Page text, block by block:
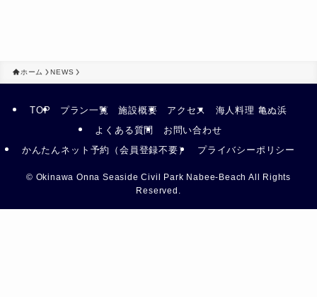
ホーム NEWS
TOP プラン一覧 施設概要 アクセス
海人料理 亀ぬ浜
よくある質問
お問い合わせ
かんたんネット予約（会員登録不要）
プライバシーポリシー
© Okinawa Onna Seaside Civil Park Nabee-Beach All Rights
Reserved.